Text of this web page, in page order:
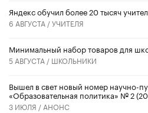
​Яндекс обучил более 20 тысяч
6 АВГУСТА /УЧИТЕЛЯ
Минимальный набор товаров для
5 АВГУСТА / ШКОЛЬНИКИ
Вышел в свет новый номер научно-
«Образовательная политика» № 2
3 ИЮЛЯ / АНОНС